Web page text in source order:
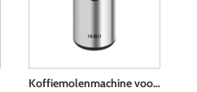
Koffiemolenmachine voor gezinsgebruik